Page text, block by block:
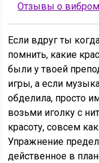
Отзывы о
Если вдруг ты
помнить, какие
были у твоей
игры, а если
обделила, просто
возьми иголку с
красоту, совсем
Упражнение
действенное в